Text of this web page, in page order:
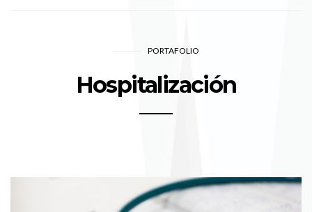
PORTAFOLIO
Hospitalización